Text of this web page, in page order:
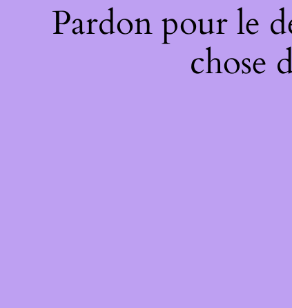
Pardon pour le
chose